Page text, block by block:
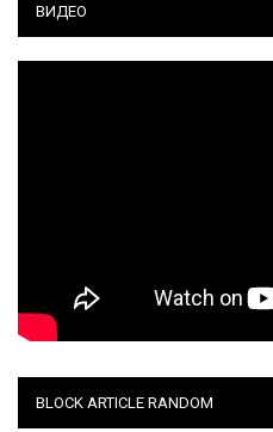
ВИДЕО
BLOCK ARTICLE RANDOM